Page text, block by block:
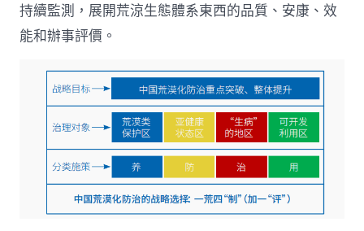
持續監測，展開荒涼生態體系東西的品質、安康、效
能和辦事評價。